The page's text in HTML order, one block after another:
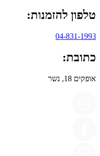
טלפון להזמנות:
04-831-1993
כתובת:
אופקים 18, נשר